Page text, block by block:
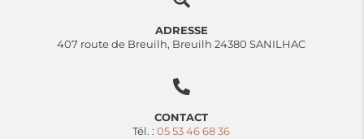
ADRESSE
407 route de Breuilh, Breuilh 24380 SANILHAC
CONTACT
Tél. : 05 53 46 68 36